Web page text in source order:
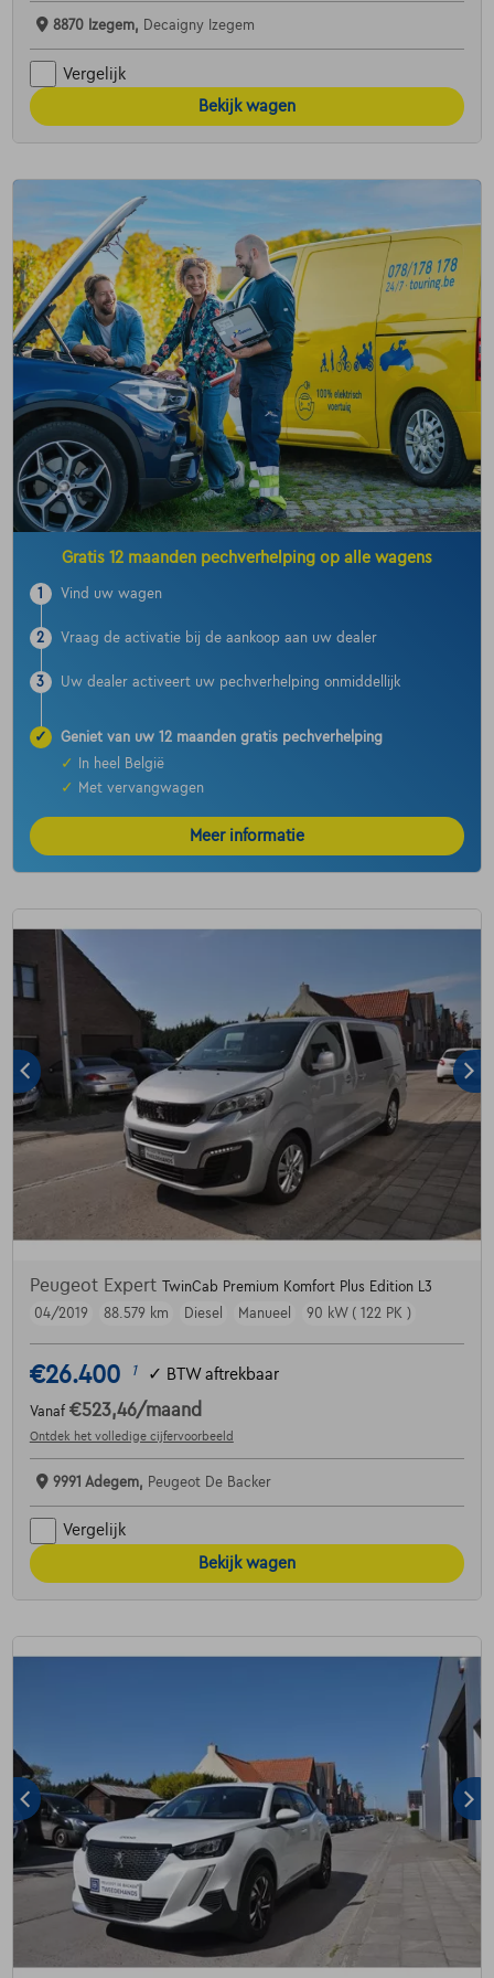
8870 Izegem, Decaigny Izegem
Vergelijk
Bekijk wagen
Gratis 12 maanden pechverhelping op alle wagens
1 Vind uw wagen
2 Vraag de activatie bij de aankoop aan uw dealer
3 Uw dealer activeert uw pechverhelping onmiddellijk
✓
Geniet van uw 12 maanden gratis pechverhelping
✓
In heel België
✓
Met vervangwagen
Meer informatie
Peugeot Expert TwinCab Premium Komfort Plus Edition L3
04/2019
88.579 km Diesel Manueel 90 kW ( 122 PK )
€26.400 1 ✓ BTW aftrekbaar
Vanaf €523,46/maand
Ontdek het volledige cijfervoorbeeld
9991 Adegem, Peugeot De Backer
Vergelijk
Bekijk wagen